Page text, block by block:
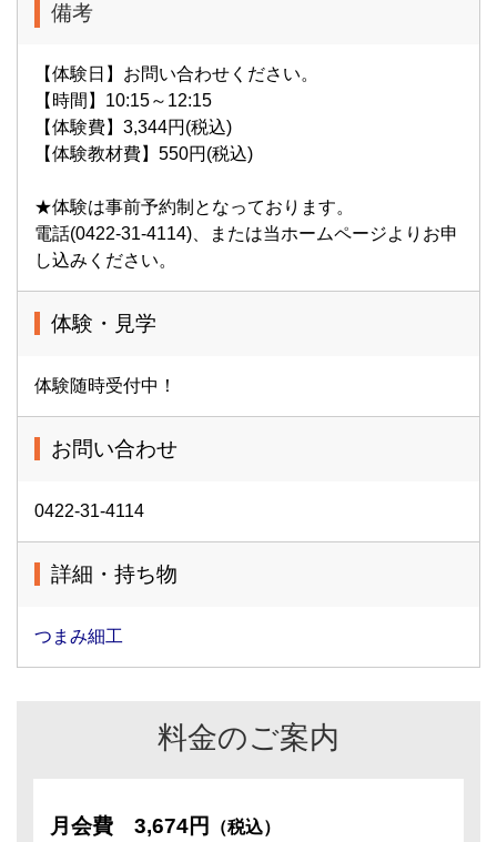
備考
【体験日】お問い合わせください。
【時間】10:15～12:15
【体験費】3,344円(税込)
【体験教材費】550円(税込)
★体験は事前予約制となっております。
電話(0422-31-4114)、または当ホームページよりお申
し込みください。
体験・見学
体験随時受付中！
お問い合わせ
0422-31-4114
詳細・持ち物
つまみ細工
料金のご案内
月会費 3,674円 （税込）